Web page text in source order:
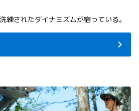
練されたダイナミズムが宿っている。